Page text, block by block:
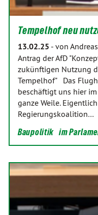
Tempelhof neu
13.02.25 - von
Antrag der AfD
zukünftigen Nutzung
Tempelhof" Das
beschäftigt uns hier
ganze Weile.
Regierungskoalition…
Baupolitik im